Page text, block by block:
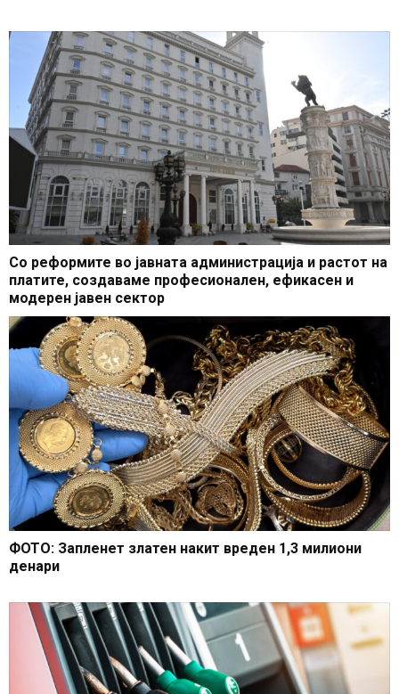
Со реформите во јавната администрација и растот на
платите, создаваме професионален, ефикасен и
модерен јавен сектор
ФОТО: Запленет златен накит вреден 1,3 милиони
денари